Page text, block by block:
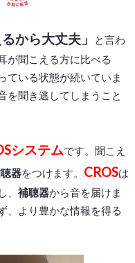
から大丈夫」
と言わ
が聞こえる方に比べる
ている状態が続いていま
を聞き逃してしまうこと
システムです。聞こえ
器をつけます。 CROSは
、 補聴器から音を届けま
、より豊かな情報を得る